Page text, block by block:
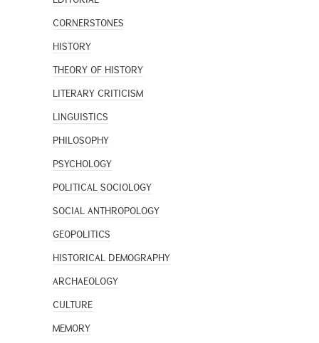
CORNERSTONES
HISTORY
THEORY OF HISTORY
LITERARY CRITICISM
LINGUISTICS
PHILOSOPHY
PSYCHOLOGY
POLITICAL SOCIOLOGY
SOCIAL ANTHROPOLOGY
GEOPOLITICS
HISTORICAL DEMOGRAPHY
ARCHAEOLOGY
CULTURE
MEMORY